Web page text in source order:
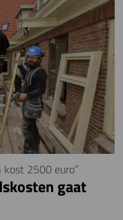
kost 2500 euro”
gaat